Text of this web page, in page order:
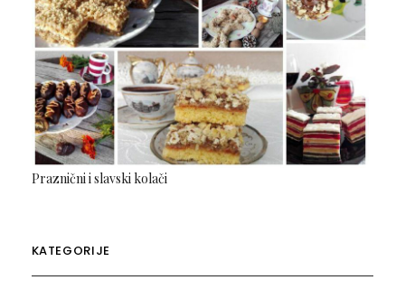
Praznični i slavski kolači
KATEGORIJE